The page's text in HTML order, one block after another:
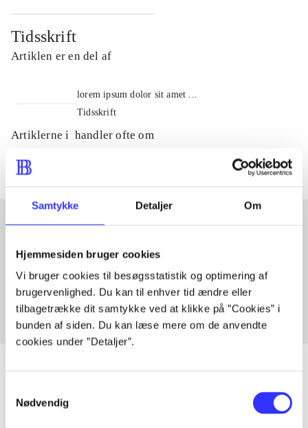
Samtykke Detaljer Om
Hjemmesiden bruger cookies
Vi bruger cookies til besøgsstatistik og optimering af
brugervenlighed. Du kan til enhver tid ændre eller
tilbagetrække dit samtykke ved at klikke på ”Cookies” i
bunden af siden. Du kan læse mere om de anvendte
cookies under ”Detaljer”.
Nødvendig
Tidsskrift
Artiklen er en del af
lorem ipsum dolor sit amet ...
Tidsskrift
Artiklerne i handler ofte om
Artikler med samme emner
Fra
Artikler